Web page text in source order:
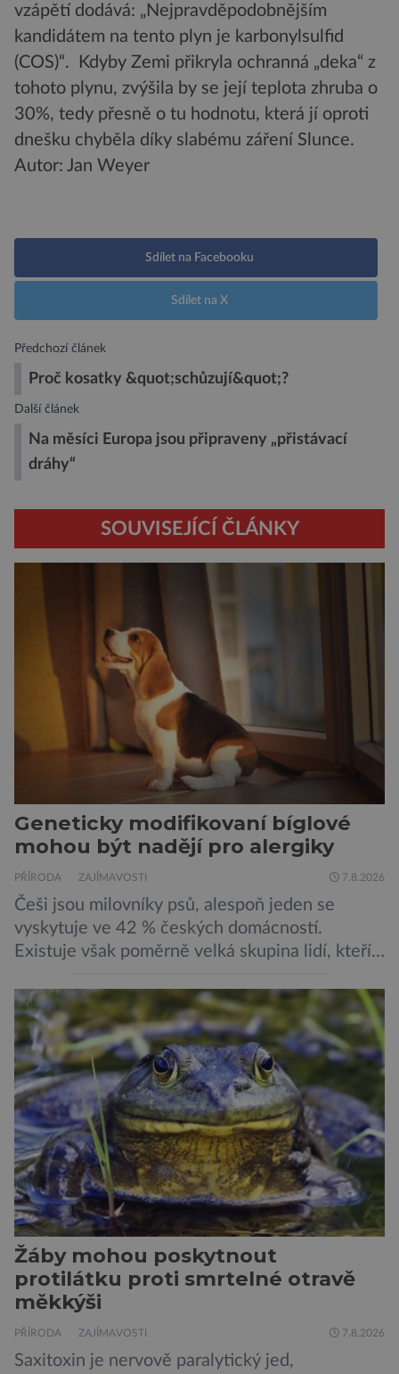
vzápětí dodává: „Nejpravděpodobnějším
kandidátem na tento plyn je karbonylsulfid
(COS)“. Kdyby Zemi přikryla ochranná „deka“ z
tohoto plynu, zvýšila by se její teplota zhruba o
30%, tedy přesně o tu hodnotu, která jí oproti
dnešku chyběla díky slabému záření Slunce.
Autor: Jan Weyer
Sdílet na Facebooku
Sdílet na X
Předchozí článek
Proč kosatky &quot;schůzují&quot;?
Další článek
Na měsíci Europa jsou připraveny „přistávací
dráhy“
SOUVISEJÍCÍ ČLÁNKY
Geneticky modifikovaní bíglové
mohou být nadějí pro alergiky
PŘÍRODA ZAJÍMAVOSTI 7.8.2026
Češi jsou milovníky psů, alespoň jeden se
vyskytuje ve 42 % českých domácností.
Existuje však poměrně velká skupina lidí, kteří
jsou alergičtí. Jejich imunitní systém
přecitlivěle reaguje na proteiny obsažené v
psích slinách, potu, moči a šupinkách kůže,
zachycených v srsti. Vědci nyní geneticky
upravili psy, aby […]
Žáby mohou poskytnout
protilátku proti smrtelné otravě
měkkýši
PŘÍRODA ZAJÍMAVOSTI 7.8.2026
Saxitoxin je nervově paralytický jed,